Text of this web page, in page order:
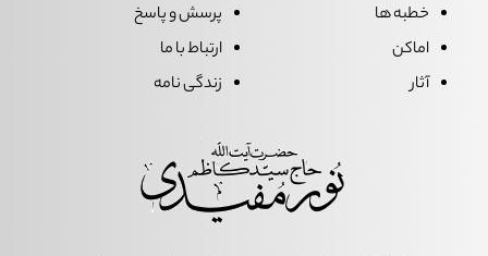
خطبه ها
اماکن
آثار
پرسش و پاسخ
ارتباط با ما
زندگی نامه